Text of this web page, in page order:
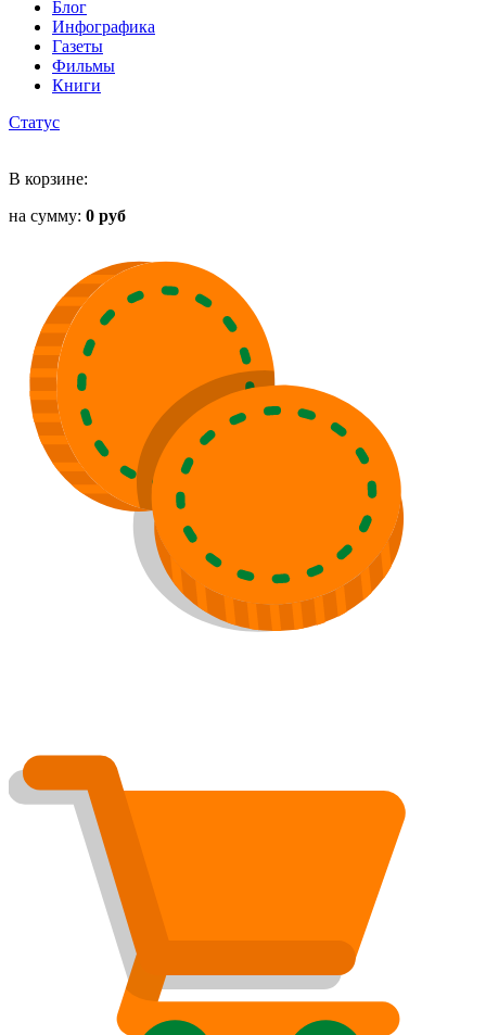
Блог
Инфографика
Газеты
Фильмы
Книги
Статус
В корзине:
на сумму: 0 руб